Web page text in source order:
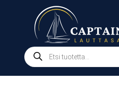
Products
search